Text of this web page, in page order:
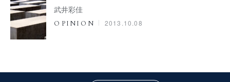
武井彩佳
OPINION 2013.10.08